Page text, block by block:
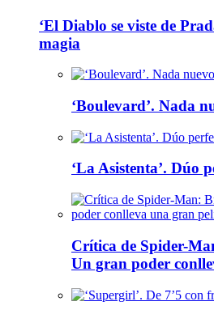
‘El Diablo se viste de
magia
‘Boulevard’. Nada
‘La Asistenta’. Dúo
Crítica de Spider-
Un gran poder